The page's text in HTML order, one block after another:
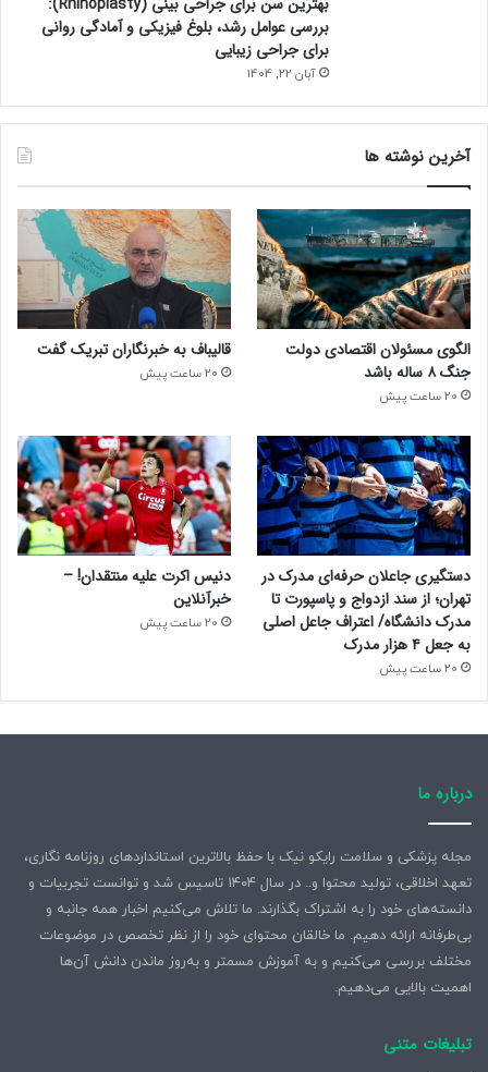
بررسی عوامل رشد، بلوغ فیزیکی و آمادگی روانی
برای جراحی زیبایی
آبان 22, 1404
آخرین نوشته ها
الگوی مسئولان اقتصادی دولت
جنگ ۸ ساله باشد
20 ساعت پیش
قالیباف به خبرنگاران تبریک گفت
20 ساعت پیش
دستگیری جاعلان حرفه‌ای مدرک در
تهران؛ از سند ازدواج و پاسپورت تا
مدرک دانشگاه/ اعتراف جاعل اصلی
به جعل ۴ هزار مدرک
20 ساعت پیش
دنیس اکرت علیه منتقدان! –
خبرآنلاین
20 ساعت پیش
درباره ما
مجله پزشکی و سلامت رایکو نیک با حفظ بالاترین استانداردهای روزنامه نگاری،
تعهد اخلاقی، تولید محتوا و.. در سال ۱۴۰۴ تاسیس شد و توانست تجربیات و
دانسته‌های خود را به اشتراک بگذارند. ما تلاش می‌کنیم اخبار همه جانبه و
بی‌طرفانه ارائه دهیم. ما خالقان محتوای خود را از نظر تخصص در موضوعات
مختلف بررسی می‌کنیم و به آموزش مسمتر و به‌روز ماندن دانش آن‌ها
اهمیت بالایی می‌دهیم.
تبلیغات متنی